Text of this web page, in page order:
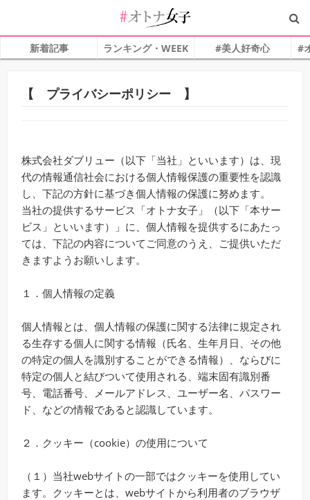
新着記事 ランキング・WEEK #美人好奇心 #
【 プライバシーポリシー 】
株式会社ダブリュー（以下「当社」といいます）は、現
代の情報通信社会における個人情報保護の重要性を認識
し、下記の方針に基づき個人情報の保護に努めます。
当社の提供するサービス「オトナ女子」（以下「本サー
ビス」といいます）」に、個人情報を提供するにあたっ
ては、下記の内容についてご同意のうえ、ご提供いただ
きますようお願いします。
１．個人情報の定義
個人情報とは、個人情報の保護に関する法律に規定され
る生存する個人に関する情報（氏名、生年月日、その他
の特定の個人を識別することができる情報）、ならびに
特定の個人と結びついて使用される、端末固有識別番
号、電話番号、メールアドレス、ユーザー名、パスワー
ド、などの情報であると認識しています。
２．クッキー（cookie）の使用について
（１）当社webサイトの一部ではクッキーを使用してい
ます。クッキーとは、webサイトから利用者のブラウザ